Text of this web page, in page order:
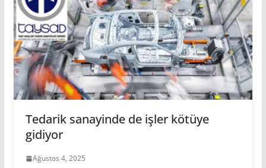
Tedarik sanayinde de işler kötüye
gidiyor
Ağustos 4, 2025